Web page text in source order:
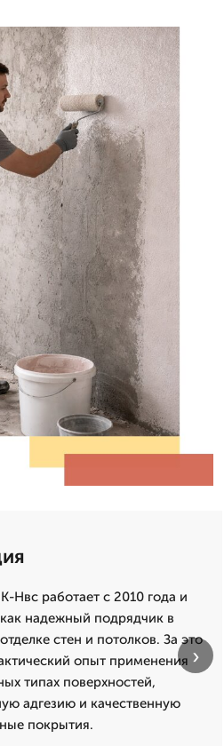
работает с 2010 года и
надежный подрядчик в
стен и потолков. За это
опыт применения
типах поверхностей,
адгезию и качественную
покрытия.
›